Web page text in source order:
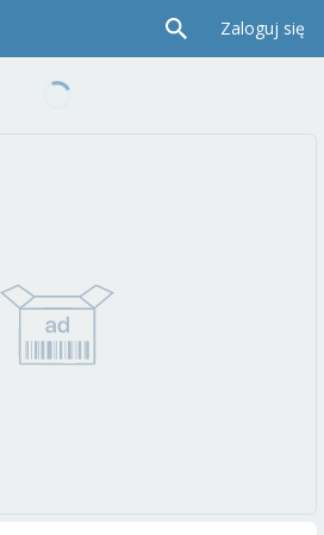
Zaloguj się